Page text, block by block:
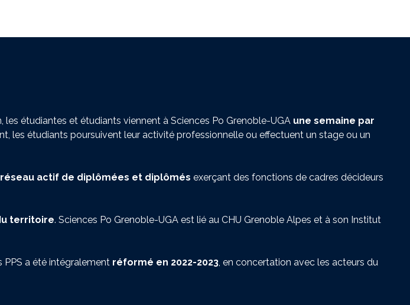
les étudiantes et étudiants viennent à Sciences Po Grenoble-UGA une semaine par
les étudiants poursuivent leur activité professionnelle ou effectuent un stage ou un
réseau actif de diplômées et diplômés exerçant des fonctions de cadres décideurs
territoire. Sciences Po Grenoble-UGA est lié au CHU Grenoble Alpes et à son Institut
PPS a été intégralement réformé en 2022-2023, en concertation avec les acteurs du